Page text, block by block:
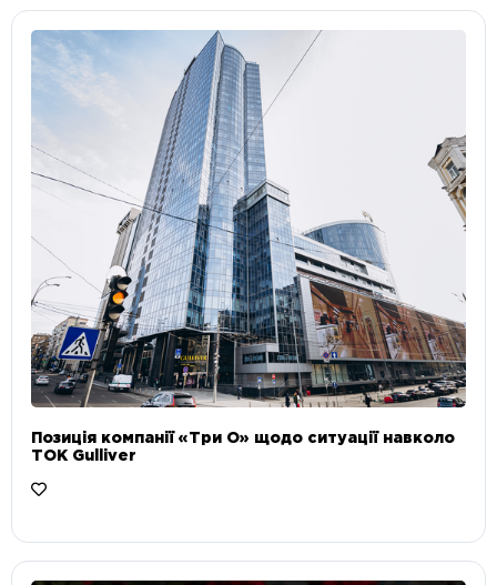
Позиція компанії «Три О» щодо ситуації навколо
ТОК Gulliver